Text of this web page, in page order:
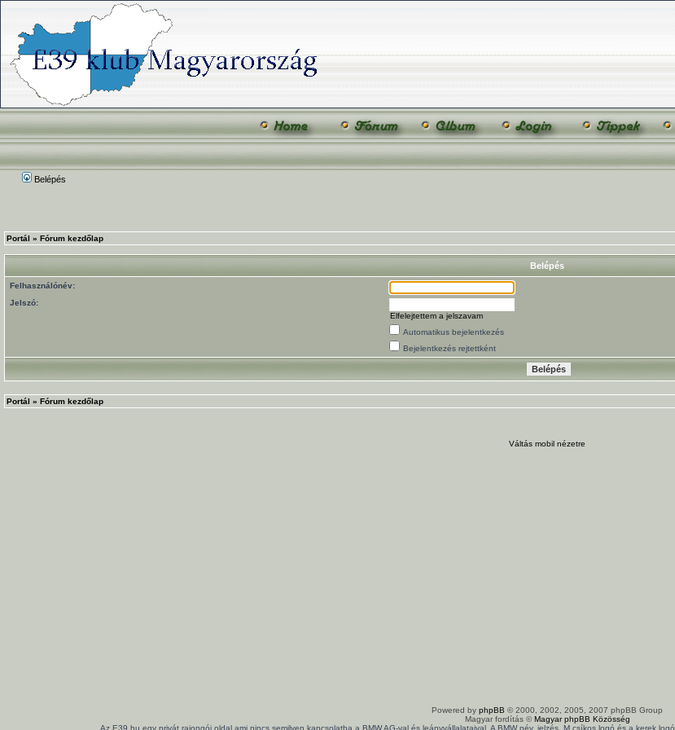
Belépés
Portál » Fórum kezdőlap
Belépés
Felhasználónév:
Jelszó:
Elfelejtettem a jelszavam
Automatikus bejelentkezés
Bejelentkezés rejtettként
Portál » Fórum kezdőlap
Váltás mobil nézetre
Powered by phpBB © 2000, 2002, 2005, 2007 phpBB Group
Magyar fordítás ©Magyar phpBB Közösség
Az E39.hu egy privát rajongói oldal ami nincs semilyen kapcsolatba a BMW AG-val és leányvállalataival. A BMW név, jelzés, M csíkos logó és a kerek